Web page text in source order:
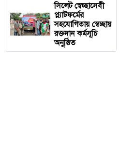
সিলেট স্বেচ্ছাসেবী
প্ল্যাটফর্মের
সহযোগিতায় স্বেচ্ছায়
রক্তদান কর্মসূচি
অনুষ্ঠিত